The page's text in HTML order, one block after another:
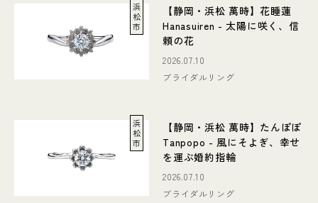
浜
松
市
【静岡・浜松 萬時】花睡蓮
Hanasuiren - 太陽に咲く、信
頼の花
2026.07.10
ブライダルリング
浜
松
市
【静岡・浜松 萬時】たんぽぽ
Tanpopo - 風にそよぎ、幸せ
を運ぶ婚約指輪
2026.07.10
ブライダルリング